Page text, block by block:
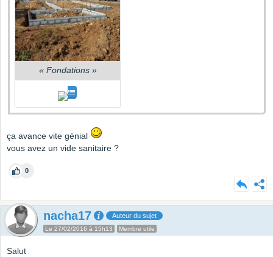
« Fondations»
ça avance vite génial
vous avez un vide sanitaire ?
0
nacha17 Auteur du sujet
Le 27/02/2016 à 15h13 Membre utile
Salut